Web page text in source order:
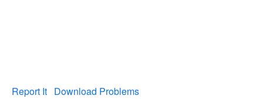
Report It Download Problems